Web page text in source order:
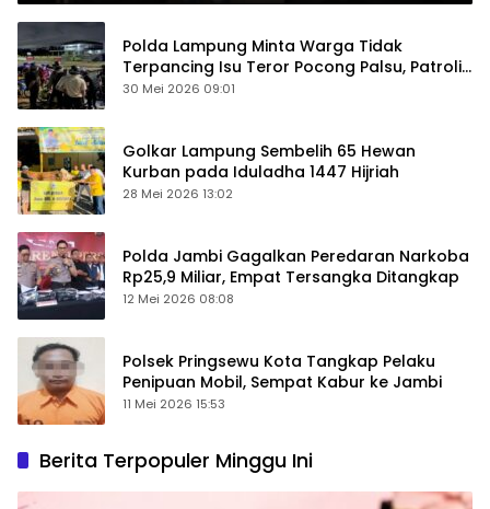
Polda Lampung Minta Warga Tidak
Terpancing Isu Teror Pocong Palsu, Patroli
Keamanan Ditingkatkan
30 Mei 2026 09:01
Golkar Lampung Sembelih 65 Hewan
Kurban pada Iduladha 1447 Hijriah
28 Mei 2026 13:02
Polda Jambi Gagalkan Peredaran Narkoba
Rp25,9 Miliar, Empat Tersangka Ditangkap
12 Mei 2026 08:08
Polsek Pringsewu Kota Tangkap Pelaku
Penipuan Mobil, Sempat Kabur ke Jambi
11 Mei 2026 15:53
Berita Terpopuler Minggu Ini